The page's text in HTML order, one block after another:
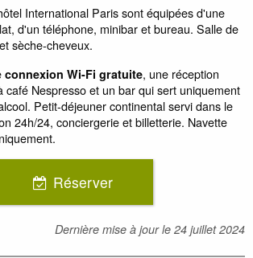
International Paris sont équipées d'une
d'un téléphone, minibar et bureau. Salle de
sèche-cheveux.
connexion Wi-Fi gratuite, une réception
café Nespresso et un bar qui sert uniquement
Petit-déjeuner continental servi dans le
24h/24, conciergerie et billetterie. Navette
Réserver
Dernière mise à jour le 24 juillet 2024